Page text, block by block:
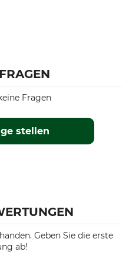
stellen
Fragen
Geben Sie die erste
ab!